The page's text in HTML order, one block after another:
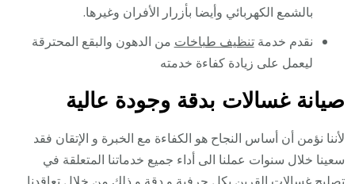
بالشمع الكهربائي وأيضا بأزرار الأفران وغيرها.
نقدم خدمةتنظيف طباخات من الدهون والبقع المحترقة
ليعمل على زيادة كفاءة خدمته
صيانة غسالات بدقة وجودة عالية
لأننا نؤمن أن أساس النجاح هو الكفاءة مع الخبرة و الإتقان فقد
سعينا خلال سنوات عملنا الى أداء جميع خدماتنا المتعلقة في